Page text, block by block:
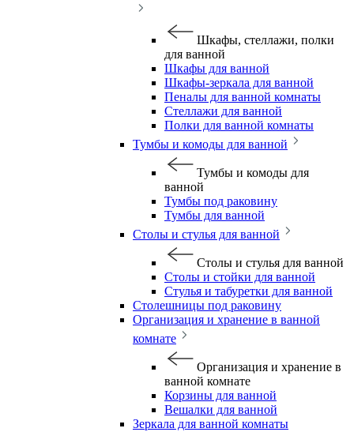
Шкафы, стеллажи, полки
для ванной
Шкафы для ванной
Шкафы-зеркала для ванной
Пеналы для ванной комнаты
Стеллажи для ванной
Полки для ванной комнаты
Тумбы и комоды для ванной
Тумбы и комоды для
ванной
Тумбы под раковину
Тумбы для ванной
Столы и стулья для ванной
Столы и стулья для ванной
Столы и стойки для ванной
Стулья и табуретки для ванной
Столешницы под раковину
Организация и хранение в ванной
комнате
Организация и хранение в
ванной комнате
Корзины для ванной
Вешалки для ванной
Зеркала для ванной комнаты